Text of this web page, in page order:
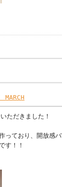
ただきました！
っており、開放感バ
す！！